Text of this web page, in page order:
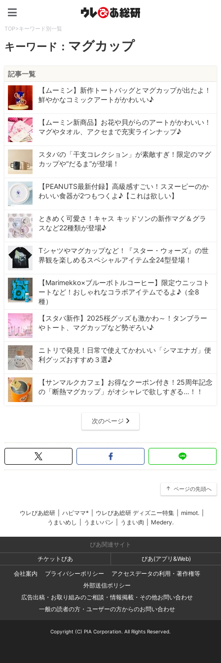
TOP>キーワード別一覧
キーワード： マグカップ
記事一覧
【ムーミン】新作トートバッグとマグカップが出たよ！
鮮やかなコミックアートがかわいい♪
【ムーミン新商品】お花や貝がらのアートがかわいい！
マグやタオル、アクセまで充実ラインナップ♪
スタバの「干支コレクション」が素敵すぎ！限定のマグ
カップや“だるま”が登場！
【PEANUTS最新付録】高級感すごい！スヌーピーのか
わいい食器が2つもつくよ♪【これは欲しい】
ときめく可愛さ！キャス キッドソンの新作マグ＆グラ
スなど22種類が登場♪
Tシャツやマグカップなど！『スター・ウォーズ』の世
界観を楽しめるスペシャルアイテム全24型登場！
【Marimekko×ブルーボトルコーヒー】限定ウニッコト
ートなど！おしゃれなコラボアイテムでるよ♪（全8
種）
【スタバ新作】2025桜グッズも激かわ～！タンブラー
やトート、マグカップなど勢ぞろい♪
ニトリで発見！日常で使えてかわいい「シマエナガ」便
利グッズおすすめ３選♪
【サンマルクカフェ】お得なクーポン付き！25周年記念
の「断熱マグカップ」がオシャレで欲しすぎる…！！
次のページ
ページの先頭へ
ウレぴあ総研 ハピママ* ウレぴあ総研 ディズニー特集 mimot.
うまいめし
うまいパン うまい肉 Medery.
ぴあ関連サイト
チケットぴあ
ぴあ(アプリ&Web)
会社案内
プライバシーポリシー
アクセスデータの利用・著作権等
外部送信ポリシー
広告出稿・お取り組みのご相談・情報掲載・その他お問い合わせ
一般の読者の方・ユーザーの方からのお問い合わせ
Copyright (C) PIA Corporation. All Rights Reserved.